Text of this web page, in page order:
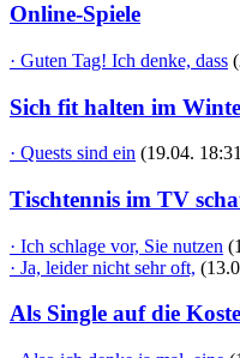
Online-Spiele
· Guten Tag! Ich denke, dass
Sich fit halten im
· Quests sind ein (19.04.
Tischtennis im TV
· Ich schlage vor, Sie nutzen
· Ja, leider nicht sehr oft,
Als Single auf die